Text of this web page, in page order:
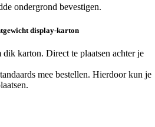
ondergrond bevestigen.
display-karton
karton. Direct te plaatsen achter je
mee bestellen. Hierdoor kun je